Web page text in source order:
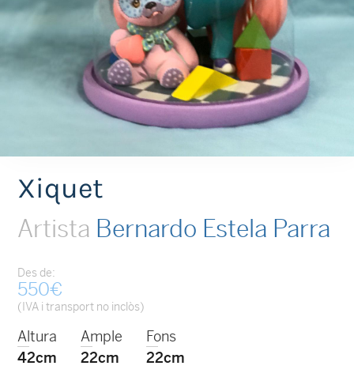
Xiquet
Artista Bernardo Estela Parra
Des de:
550€
(IVA i transport no inclòs)
Altura
42cm
Ample
22cm
Fons
22cm